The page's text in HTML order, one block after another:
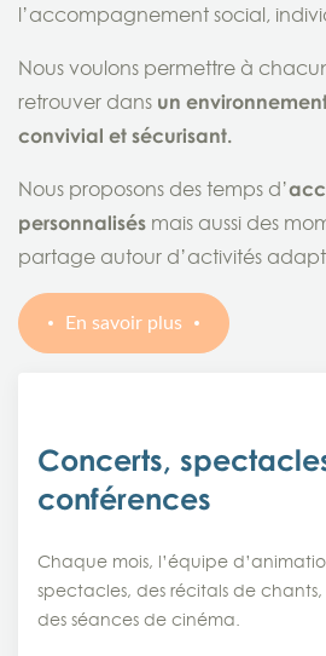
l’accompagnement social,
Nous voulons permettre à
retrouver dans un
convivial et sécurisant.
Nous proposons des temps d’
personnalisés mais aussi des
partage autour d’activités
En savoir plus
Concerts,
conférences
Chaque mois, l’équipe
spectacles, des récitals de
des séances de cinéma.